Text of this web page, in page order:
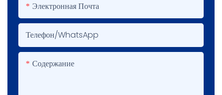
Электронная Почта
Телефон/WhatsApp
Содержание